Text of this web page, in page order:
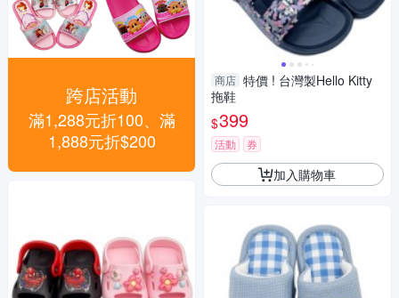
跨店活動
滿1,288元折100、滿
1,888元折$200
商店 特價 ! 台灣製Hello Kitty
拖鞋
$399
活動 券
加入購物車